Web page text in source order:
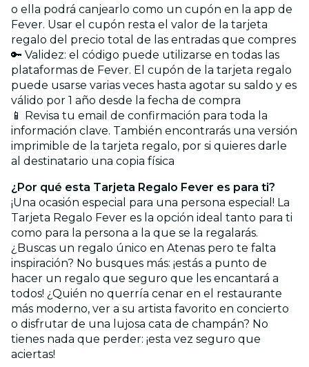
o ella podrá canjearlo como un cupón en la app de
Fever. Usar el cupón resta el valor de la tarjeta
regalo del precio total de las entradas que compres
🔑 Validez: el código puede utilizarse en todas las
plataformas de Fever. El cupón de la tarjeta regalo
puede usarse varias veces hasta agotar su saldo y es
válido por 1 año desde la fecha de compra
📱 Revisa tu email de confirmación para toda la
información clave. También encontrarás una versión
imprimible de la tarjeta regalo, por si quieres darle
al destinatario una copia física
¿Por qué esta Tarjeta Regalo Fever es para ti?
¡Una ocasión especial para una persona especial! La
Tarjeta Regalo Fever es la opción ideal tanto para ti
como para la persona a la que se la regalarás.
¿Buscas un regalo único en Atenas pero te falta
inspiración? No busques más: ¡estás a punto de
hacer un regalo que seguro que les encantará a
todos! ¿Quién no querría cenar en el restaurante
más moderno, ver a su artista favorito en concierto
o disfrutar de una lujosa cata de champán? No
tienes nada que perder: ¡esta vez seguro que
aciertas!